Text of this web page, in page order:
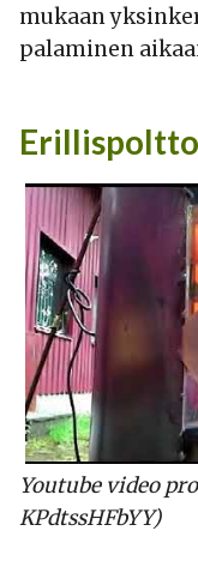
mukaan
palaminen
Youtube video
KPdtssHFbYY)